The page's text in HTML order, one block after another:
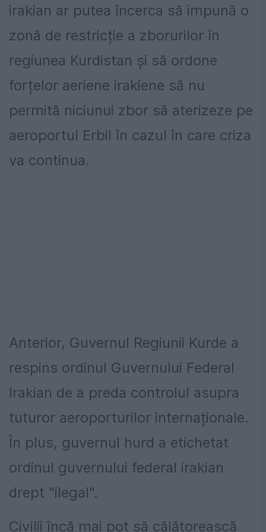
irakian ar putea încerca să impună o
zonă de restricție a zborurilor în
regiunea Kurdistan și să ordone
forțelor aeriene irakiene să nu
permită niciunui zbor să aterizeze pe
aeroportul Erbil în cazul în care criza
va continua.
Anterior, Guvernul Regiunii Kurde a
respins ordinul Guvernului Federal
Irakian de a preda controlul asupra
tuturor aeroporturilor internaționale.
În plus, guvernul hurd a etichetat
ordinul guvernului federal irakian
drept "ilegal".
Civilii încă mai pot să călătorească